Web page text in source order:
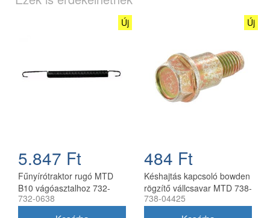
Új
5.847 Ft
Fűnyírótraktor rugó MTD
B10 vágóasztalhoz 732-
0638
732-0638
Új
484 Ft
Késhajtás kapcsoló bowden
rögzítő vállcsavar MTD 738-
04425
738-04425